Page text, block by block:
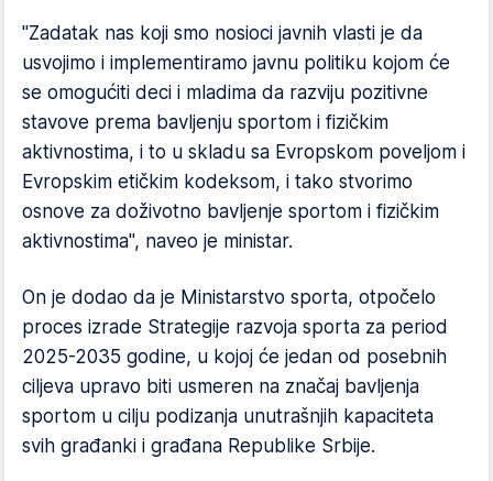
"Zadatak nas koji smo nosioci javnih vlasti je da
usvojimo i implementiramo javnu politiku kojom će
se omogućiti deci i mladima da razviju pozitivne
stavove prema bavljenju sportom i fizičkim
aktivnostima, i to u skladu sa Evropskom poveljom i
Evropskim etičkim kodeksom, i tako stvorimo
osnove za doživotno bavljenje sportom i fizičkim
aktivnostima", naveo je ministar.
On je dodao da je Ministarstvo sporta, otpočelo
proces izrade Strategije razvoja sporta za period
2025-2035 godine, u kojoj će jedan od posebnih
ciljeva upravo biti usmeren na značaj bavljenja
sportom u cilju podizanja unutrašnjih kapaciteta
svih građanki i građana Republike Srbije.